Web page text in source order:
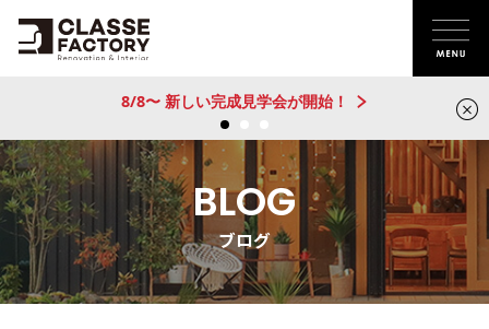
新建売物件 販売開始！@城陽
BLOG
ブログ